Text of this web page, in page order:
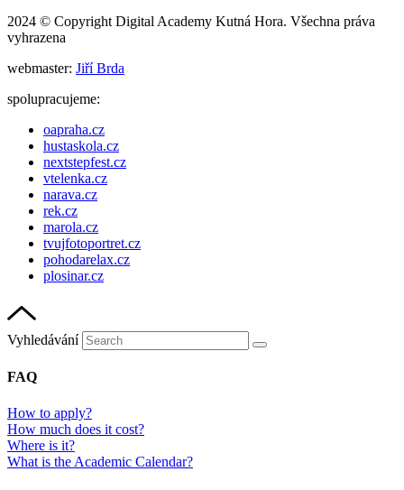
2024 © Copyright Digital Academy Kutná Hora. Všechna práva
vyhrazena
webmaster: Jiří Brda
spolupracujeme:
oapraha.cz
hustaskola.cz
nextstepfest.cz
vtelenka.cz
narava.cz
rek.cz
marola.cz
tvujfotoportret.cz
pohodarelax.cz
plosinar.cz
Vyhledávání
FAQ
How to apply?
How much does it cost?
Where is it?
What is the Academic Calendar?